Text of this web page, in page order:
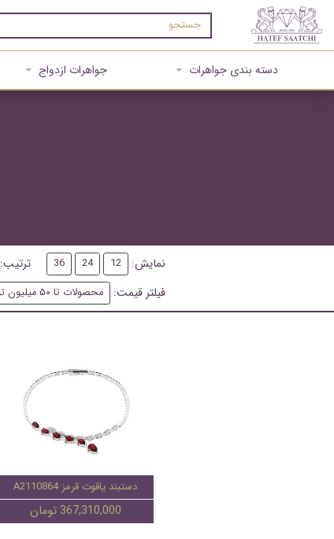
دسته بندی جواهرات جواهرات ازدواج
نمایش: 12
24
36
ترتیب:
فیلتر قیمت:
محصولات تا ۵۰ میلیون تومان
دستبند یاقوت قرمز A2110864
367,310,000 تومان